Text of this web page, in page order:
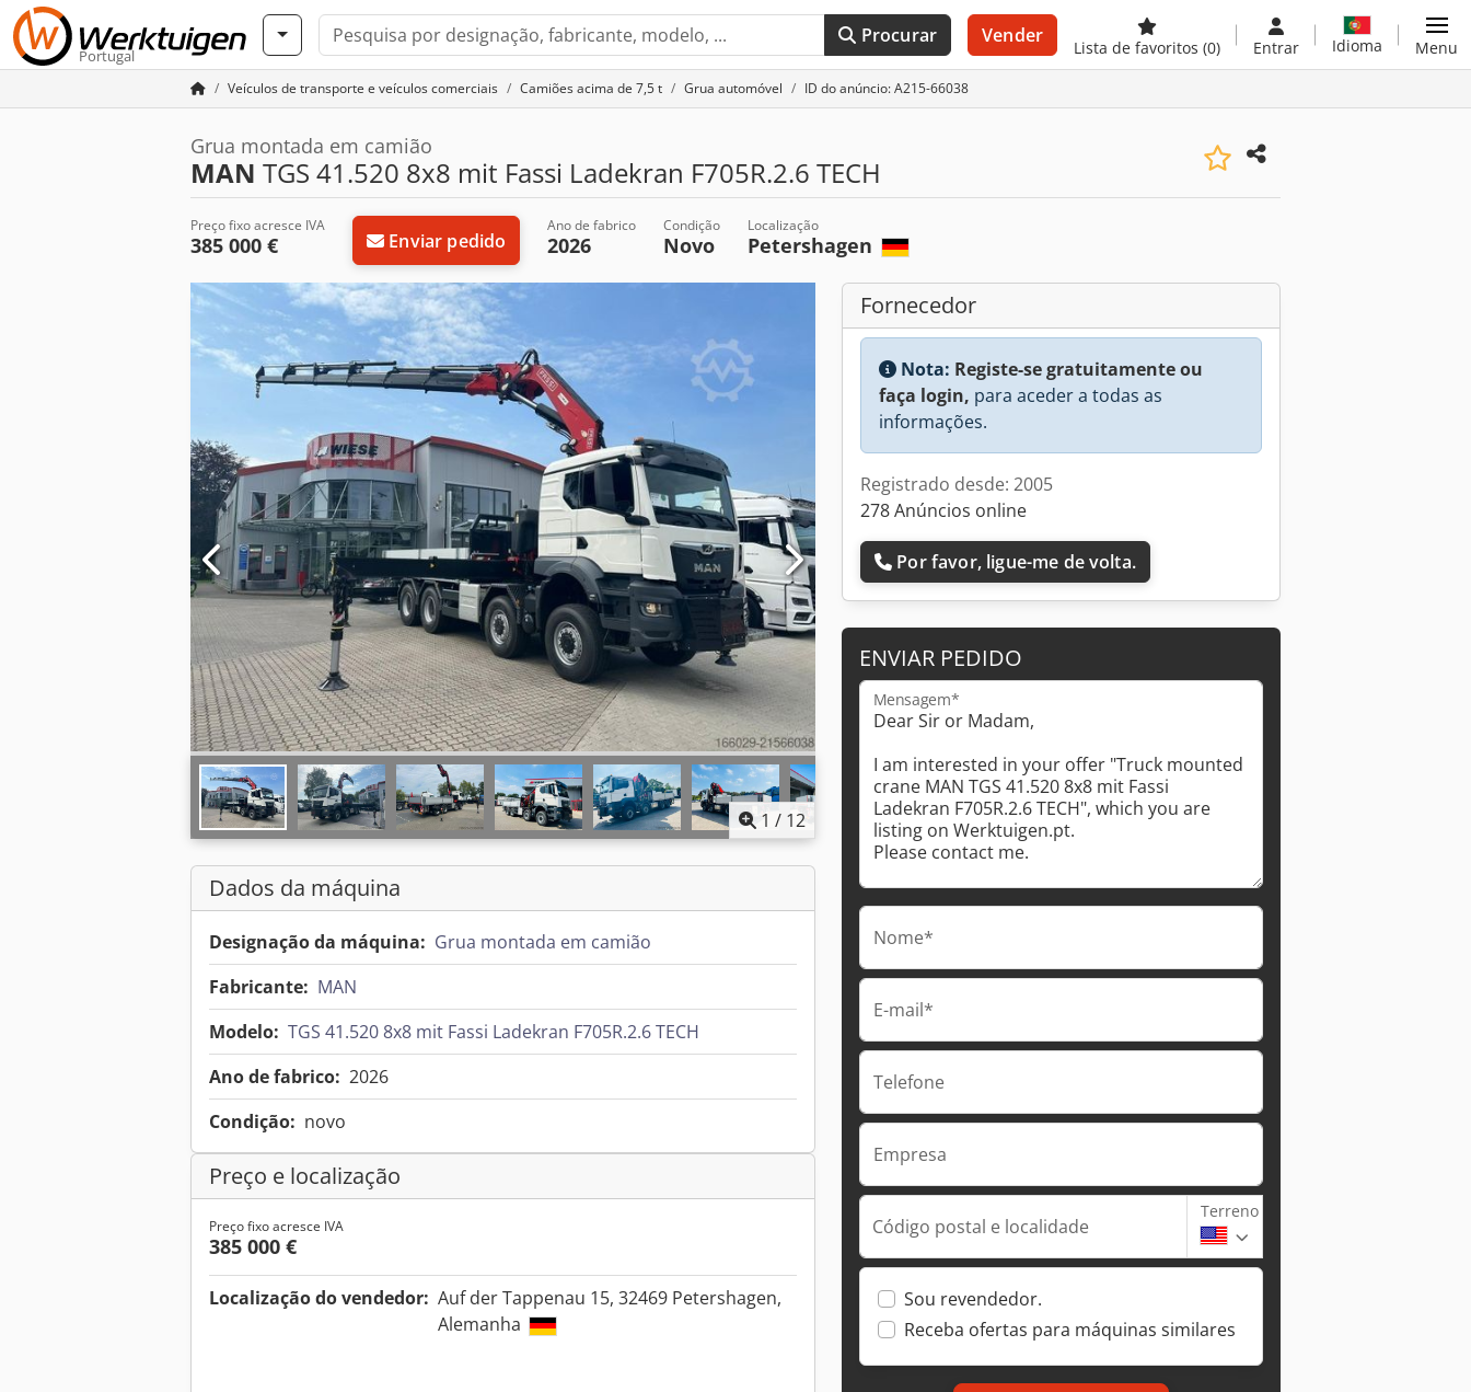
Portugal
Procurar Vender
Lista de favoritos (0) Entrar Idioma Menu
Veículos de transporte e veículos comerciais Camiões acima de 7,5 t Grua automóvel ID do anúncio: A215-66038
Grua montada em camião
MAN TGS 41.520 8x8 mit Fassi Ladekran F705R.2.6 TECH
Preço fixo acresce IVA
385 000 € Enviar pedido
Ano de fabrico
2026
Condição
Novo
Localização
Petershagen
1 / 12
Dados da máquina
Designação da máquina: Grua montada em camião
Fabricante: MAN
Modelo: TGS 41.520 8x8 mit Fassi Ladekran F705R.2.6 TECH
Ano de fabrico: 2026
Condição: novo
Preço e localização
Preço fixo acresce IVA
385 000 €
Localização do vendedor: Auf der Tappenau 15, 32469 Petershagen,
Alemanha
Fornecedor
Nota: Registe-se gratuitamente ou
faça login, para aceder a todas as
informações.
Registrado desde: 2005
278 Anúncios online
Por favor, ligue-me de volta.
ENVIAR PEDIDO
Mensagem*
Nome*
E-mail*
Telefone
Empresa
Código postal e localidade
Terreno
Sou revendedor.
Receba ofertas para máquinas similares